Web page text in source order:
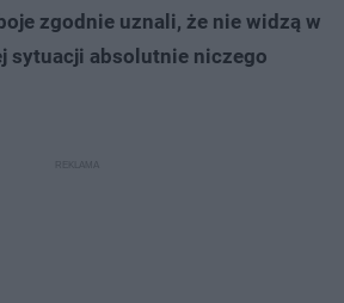
zgodnie uznali, że nie widzą w
sytuacji absolutnie niczego